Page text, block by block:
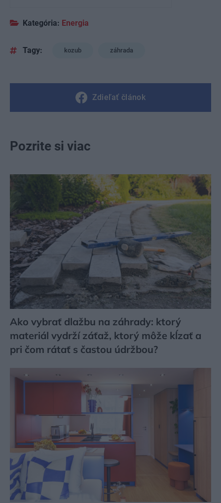
Kategória: Energia
Tagy: kozub záhrada
Zdieľať článok
Pozrite si viac
Ako vybrať dlažbu na záhrady: ktorý
materiál vydrží záťaž, ktorý môže kĺzať a
pri čom rátať s častou údržbou?